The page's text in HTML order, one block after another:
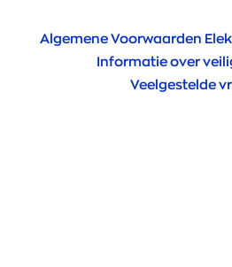
Algemene Voorwaarden
Informatie over
Veelgestelde